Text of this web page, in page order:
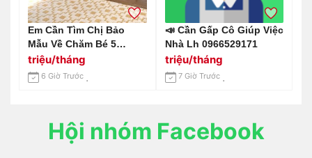
Em Cần Tìm Chị Bảo
Mẫu Về Chăm Bé 5
Tháng Ở Đường Nguyễn
Văn Chiêu , Gò Vấp
triệu/tháng
6 Giờ Trước
📣 Cần Gấp Cô Giúp Việc
Nhà Lh 0966529171
triệu/tháng
7 Giờ Trước
Hội nhóm Facebook